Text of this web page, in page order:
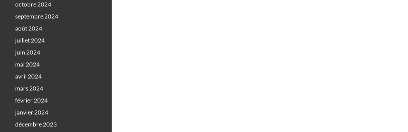
octobre 2024
septembre 2024
août 2024
juillet 2024
juin 2024
mai 2024
avril 2024
mars 2024
février 2024
janvier 2024
décembre 2023